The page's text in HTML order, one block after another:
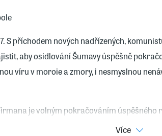
S příchodem nových nadřízených,
aby osidlování Šumavy úspěšně
víru v moroie a zmory, i nesmyslnou
je volným pokračováním úspěšného
Více